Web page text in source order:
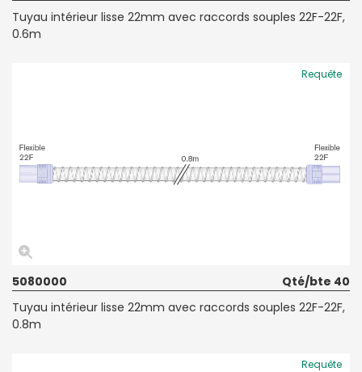
Tuyau intérieur lisse 22mm avec raccords souples 22F-22F,
0.6m
Requête
5080000
Qté/bte 40
Tuyau intérieur lisse 22mm avec raccords souples 22F-22F,
0.8m
Requête